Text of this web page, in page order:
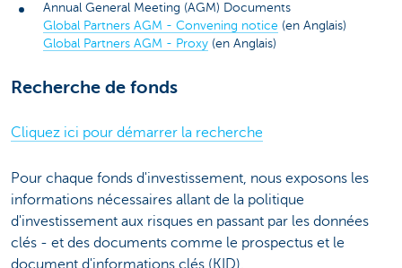
Annual General Meeting (AGM) Documents
Global Partners AGM - Convening notice (en Anglais)
Global Partners AGM - Proxy (en Anglais)
Recherche de fonds
Cliquez ici pour démarrer la recherche
Pour chaque fonds d'investissement, nous exposons les
informations nécessaires allant de la politique
d'investissement aux risques en passant par les données
clés - et des documents comme le prospectus et le
document d'informations clés (KID).